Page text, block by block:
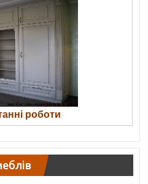
роботи